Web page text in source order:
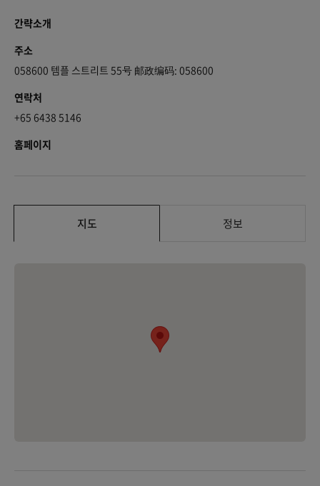
간략소개
주소
058600 템플 스트리트 55号 邮政编码: 058600
연락처
+65 6438 5146
홈페이지
지도 정보